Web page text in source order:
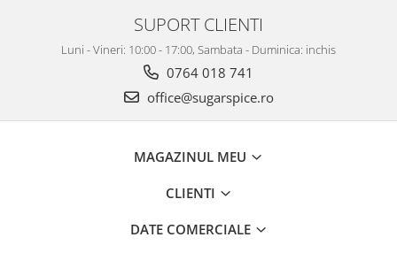
SUPORT CLIENTI
Luni - Vineri: 10:00 - 17:00, Sambata - Duminica: inchis
0764 018 741
office@sugarspice.ro
MAGAZINUL MEU
CLIENTI
DATE COMERCIALE